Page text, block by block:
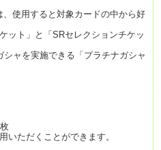
使用すると対象カードの中から好
ット」と「SRセレクションチケッ
ャを実施できる「プラチナガシャ
いただくことができます。